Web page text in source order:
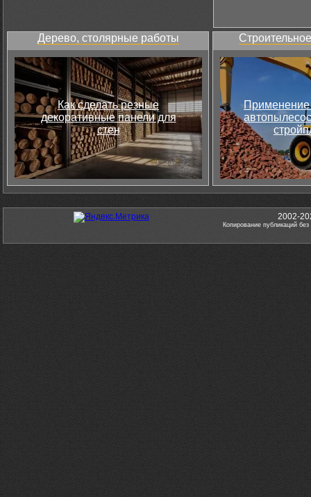
Дерево, столярные работы
Как сделать резные
декоративные панели для
стен
Применение
2002-
Копирование публикаций